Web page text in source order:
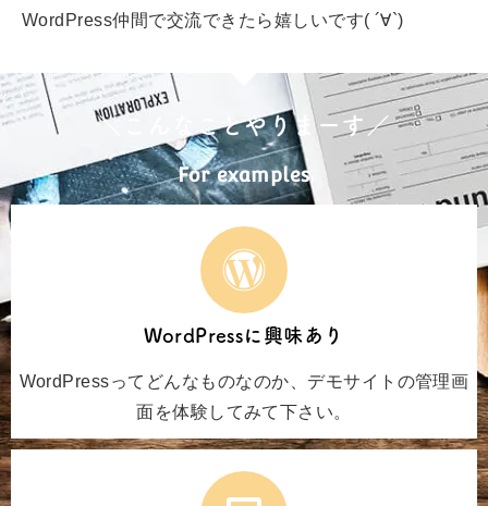
WordPress仲間で交流できたら嬉しいです( ´∀`)
＼こんなことやりまーす／
For examples
WordPressに興味あり
WordPressってどんなものなのか、デモサイトの管理画
面を体験してみて下さい。